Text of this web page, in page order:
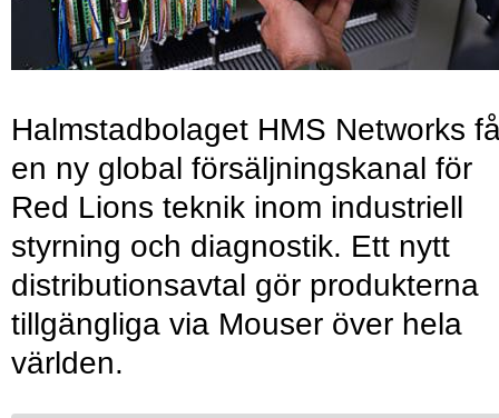
Halmstadbolaget HMS Networks
en ny global försäljningskanal för
Red Lions teknik inom industriell
styrning och diagnostik. Ett nytt
distributionsavtal gör produkterna
tillgängliga via Mouser över hela
världen.